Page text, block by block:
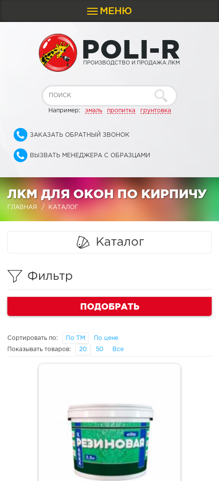
Toggle
navigation
МЕНЮ
POLI-R
ПРОИЗВОДСТВО И ПРОДАЖА ЛКМ
Например: эмаль пропитка грунтовка
ЗАКАЗАТЬ ОБРАТНЫЙ ЗВОНОК
ВЫЗВАТЬ МЕНЕДЖЕРА С ОБРАЗЦАМИ
ЛКМ ДЛЯ ОКОН ПО КИРПИЧУ
ГЛАВНАЯ КАТАЛОГ
Каталог
Фильтр
ПОДОБРАТЬ
Сортировать по: По ТМ По цене
Показывать товаров: 20 50 Все